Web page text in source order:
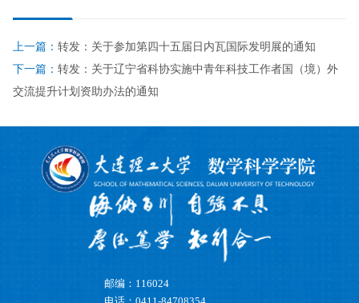
上一篇： 转发：关于参加第四十五届日内瓦国际发明展的通知
下一篇： 转发：关于辽宁省科协实施中青年科技工作者国（境）外
交流提升计划资助办法的通知
邮编：116024